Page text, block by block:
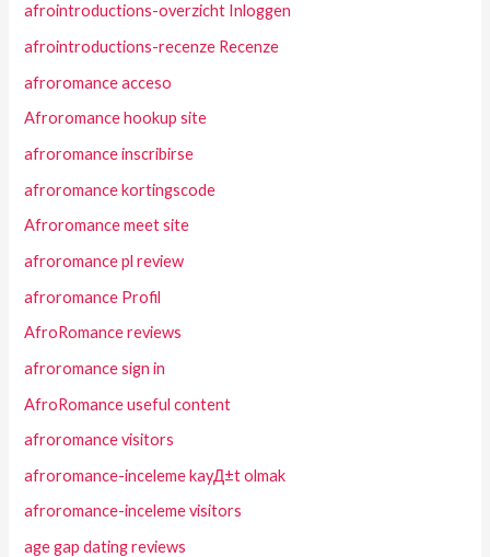
afrointroductions-overzicht Inloggen
afrointroductions-recenze Recenze
afroromance acceso
Afroromance hookup site
afroromance inscribirse
afroromance kortingscode
Afroromance meet site
afroromance pl review
afroromance Profil
AfroRomance reviews
afroromance sign in
AfroRomance useful content
afroromance visitors
afroromance-inceleme kayД±t olmak
afroromance-inceleme visitors
age gap dating reviews